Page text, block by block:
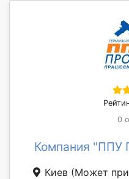
0
Компания "ППУ
Киев (Может